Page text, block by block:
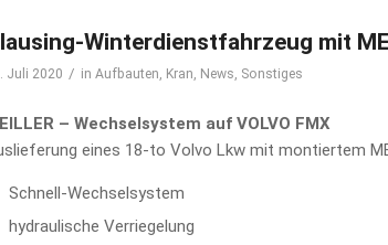
Winterdienstfahrzeug mit
Juli 2020 / inAufbauten, Kran, News, Sonstiges
– Wechselsystem auf VOLVO FMX
eines 18-to Volvo Lkw mit montiertem
Schnell-Wechselsystem
hydraulische Verriegelung